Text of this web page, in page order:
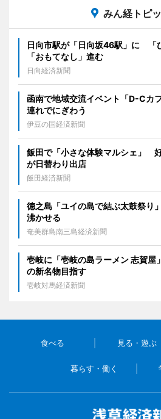
みん経トピ
日向市駅が「日向坂46駅」に 「
「おもてなし」進む
日向経済新聞
函南で地域交流イベント「D-Cカ
連れでにぎわう
伊豆の国経済新聞
飯田で「小さな体験マルシェ」
が日替わり出店
飯田経済新聞
徳之島「ユイの島で結ぶ太鼓祭
沸かせる
奄美群島南三島経済新聞
壱岐に「壱岐の島ラーメン 志賀
の新名物目指す
壱岐対馬経済新聞
食べる 見る・遊ぶ
暮らす・働く